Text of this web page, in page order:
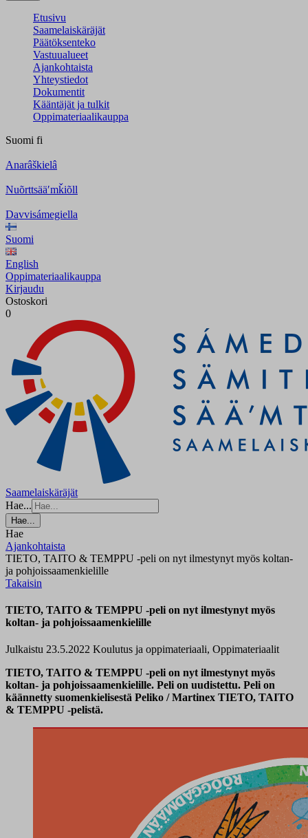
Etusivu
Saamelaiskäräjät
Päätöksenteko
Vastuualueet
Ajankohtaista
Yhteystiedot
Dokumentit
Kääntäjät ja tulkit
Oppimateriaalikauppa
Suomi fi
Anarâškielâ
Nuõrttsääʹmǩiõll
Davvisámegiella
Suomi
English
Oppimateriaalikauppa
Kirjaudu
Ostoskori
0
Saamelaiskäräjät
Hae...
Hae...
Hae
Ajankohtaista
TIETO, TAITO & TEMPPU -peli on nyt ilmestynyt myös koltan-
ja pohjoissaamenkielille
Takaisin
TIETO, TAITO & TEMPPU -peli on nyt ilmestynyt myös
koltan- ja pohjoissaamenkielille
Julkaistu 23.5.2022 Koulutus ja oppimateriaali, Oppimateriaalit
TIETO, TAITO & TEMPPU -peli on nyt ilmestynyt myös
koltan- ja pohjoissaamenkielille. Peli on uudistettu. Peli on
käännetty suomenkielisestä Peliko / Martinex TIETO, TAITO
& TEMPPU -pelistä.